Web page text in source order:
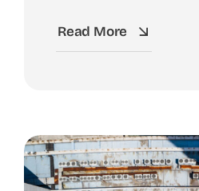
Read More